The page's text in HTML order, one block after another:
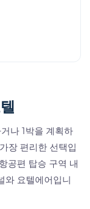
나 1박을 계획하
장 편리한 선택입
공편 탑승 구역 내
와 요텔에어입니